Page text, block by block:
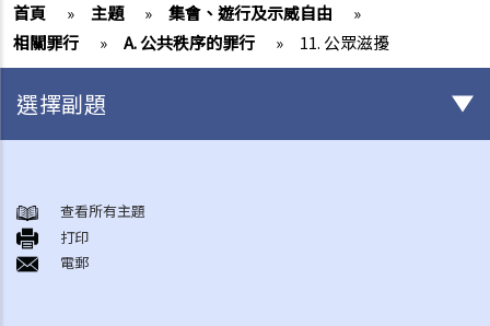
首頁 » 主題 » 集會、遊行及示威自由
»
相關罪行
» A. 公共秩序的罪行 » 11. 公眾滋擾
選擇副題
A. 本質、程度及限制
B. 政府的確切責任
《公安條例》（第245章）
查看所有主題
打印
電郵